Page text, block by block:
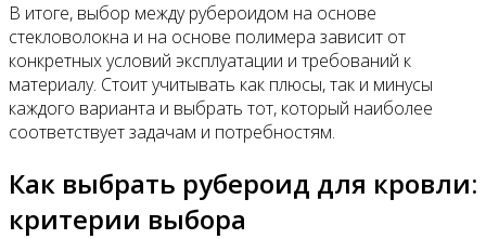
В итоге, выбор между рубероидом на основе
стекловолокна и на основе полимера зависит от
конкретных условий эксплуатации и требований к
материалу. Стоит учитывать как плюсы, так и минусы
каждого варианта и выбрать тот, который наиболее
соответствует задачам и потребностям.
Как выбрать рубероид для кровли:
критерии выбора